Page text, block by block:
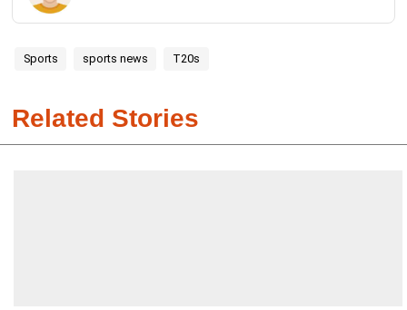
Sports sports news T20s
Related Stories